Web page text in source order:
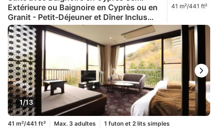
Extérieure ou Baignoire en Cyprès ou en
Granit - Petit-Déjeuner et Dîner Inclus
(【Breakfast&Dinner Included】Suite
with Semi Open-Air Cypress Bath or
Cypress Bath or Granite Bath)
41 m²/441 ft²
1/13
41 m²/441 ft² Max. 3 adultes
1 futon et 2 lits simples